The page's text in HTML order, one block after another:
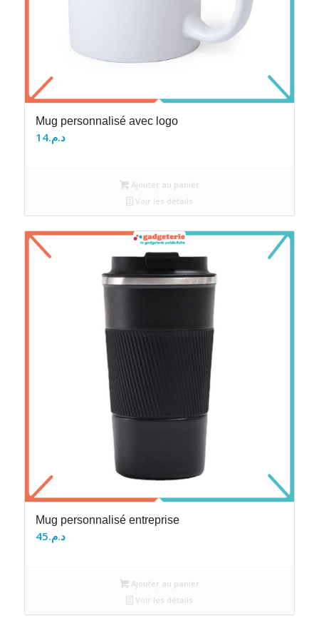
Mug personnalisé avec logo
د.م.14
Ajouter au panier
Voir les détails
Mug personnalisé entreprise
د.م.45
Ajouter au panier
Voir les détails